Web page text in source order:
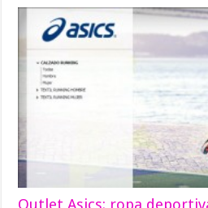
Outlet Asics: ropa